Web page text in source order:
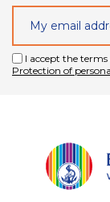
I accept the
Protection of